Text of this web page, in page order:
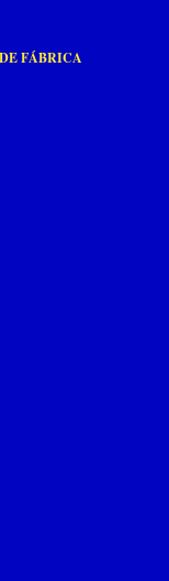
FÁBRICA